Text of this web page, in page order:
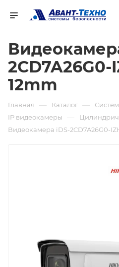
2CD7A26G0-
12mm
Главная — Каталог —
IP видеокамеры —
Видеокамера iDS-2CD7A26G0-